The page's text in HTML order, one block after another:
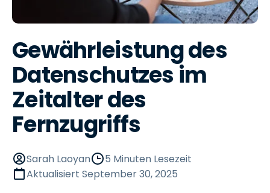
Gewährleistung des
Datenschutzes im
Zeitalter des
Fernzugriffs
Sarah Laoyan
5 Minuten Lesezeit
Aktualisiert September 30, 2025